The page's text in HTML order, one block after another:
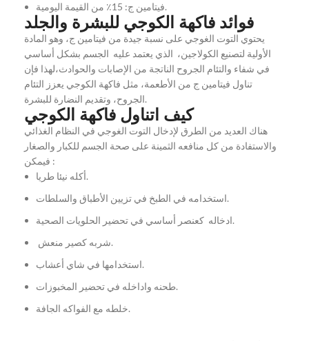
فيتامين ج: 15٪ من القيمة اليومية.
فوائد فاكهة الكوجي للبشرة والجلد
يحتوي التوت الغوجي على نسبة جيدة من فيتامين ج، وهو المادة
الأولية لتصنيع الكولاجين، الذي يعتمد عليه الجسم بشكل أساسي
في شفاء والتئام الجروح الناتجة من الإصابات والحوادث،لهذا فإن
تناول فيتامين ج من الأطعمة، مثل فاكهة الكوجي يعزز التئام
الجروح، وتقديم النضارة للبشرة.
كيف اتناول فاكهة الكوجي
هناك العديد من الطرق لإدخال التوت الغوجي في النظام الغذائي
والاستفادة من كل منافعه الثمينة على صحة الجسم للكبار والصغار
فيمكن :
أكله نيئا طريا.
استخدامه في الطبخ في تزيين الأطباق والسلطات.
ادخاله كعنصر أساسي في تحضير الحلويات الصحية.
شربه كصير منعش.
استخدامها في شاي أعشاب.
طحنه واداخله في تحضير المخبوزات.
خلطه مع الفواكه الجافة.